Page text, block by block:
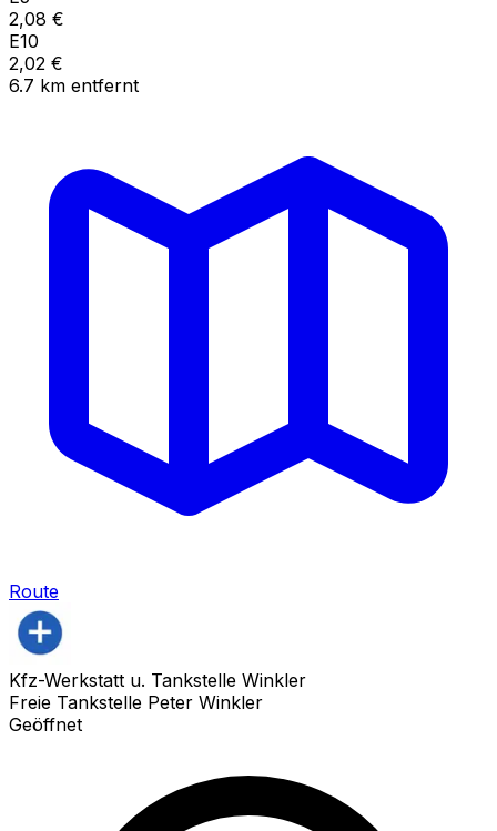
2,08 €
E10
2,02 €
6.7 km entfernt
Route
Kfz-Werkstatt u. Tankstelle Winkler
Freie Tankstelle Peter Winkler
Geöffnet